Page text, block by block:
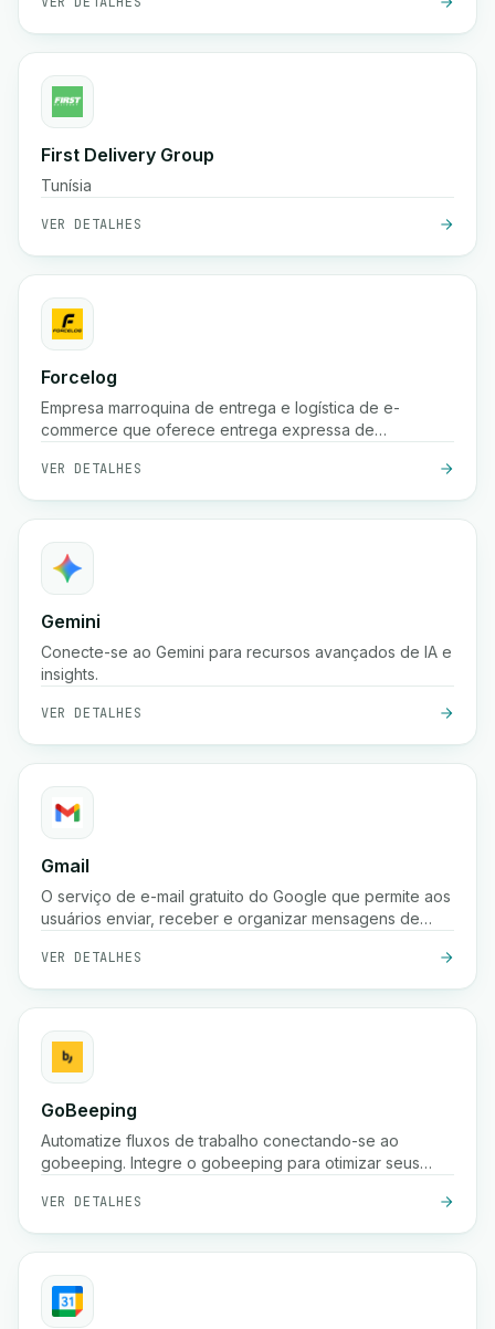
real para empresas e lojas online.
First Delivery Group
Tunísia
VER DETALHES
Forcelog
Empresa marroquina de entrega e logística de e-
commerce que oferece entrega expressa de
cidades, 48 horas nas cidades menores), recolha
gratuita, armazenamento, embalagem e serviços de
rastreamento em todo o país.
VER DETALHES
Gemini
Conecte-se ao Gemini para recursos avançados de IA e
insights.
VER DETALHES
Gmail
O serviço de e-mail gratuito do Google que permite aos
usuários enviar, receber e organizar mensagens de
pesquisa e integração com as ferramentas do Google
Workspace
VER DETALHES
GoBeeping
Automatize fluxos de trabalho conectando-se ao
gobeeping. Integre o gobeeping para otimizar seus
VER DETALHES